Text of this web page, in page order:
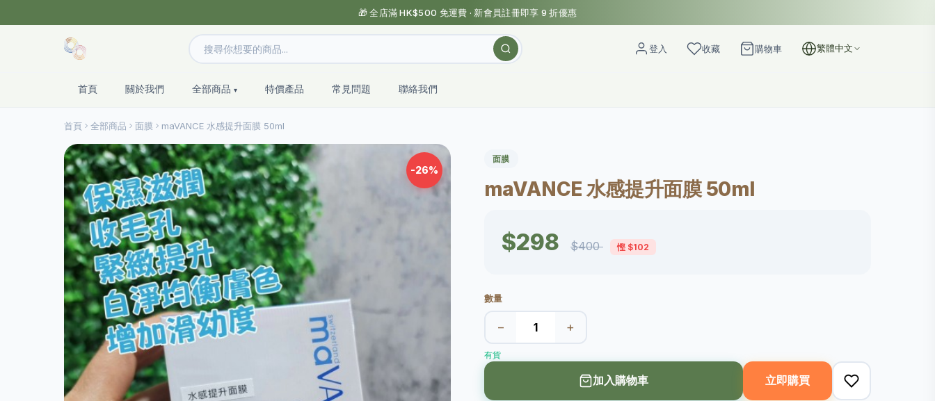
🎁 全店滿 HK$500 免運費 · 新會員註冊即享 9 折優惠
登入 收藏 購物車 繁體中文
首頁 關於我們 全部商品 特價產品 常見問題 聯絡我們
首頁 全部商品 面膜 maVANCE 水感提升面膜 50ml
-26%
面膜
maVANCE 水感提升面膜 50ml
$298 $400 慳 $102
數量
− +
有貨
加入購物車 立即購買